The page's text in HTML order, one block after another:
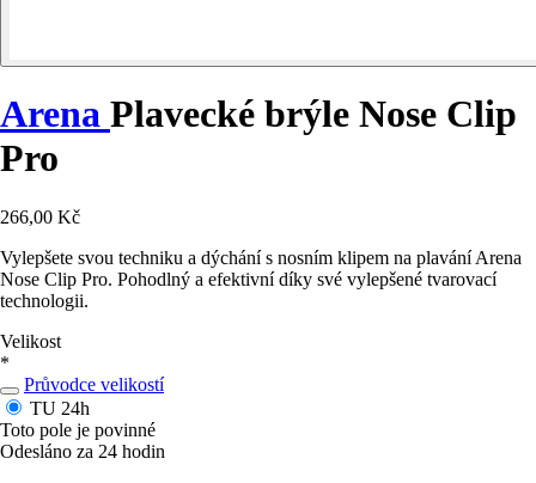
Arena Plavecké brýle Nose Clip
Pro
266,00 Kč
Vylepšete svou techniku a dýchání s nosním klipem na plavání Arena
Nose Clip Pro. Pohodlný a efektivní díky své vylepšené tvarovací
technologii.
Velikost
*
Průvodce velikostí
TU 24h
Toto pole je povinné
Odesláno za 24 hodin